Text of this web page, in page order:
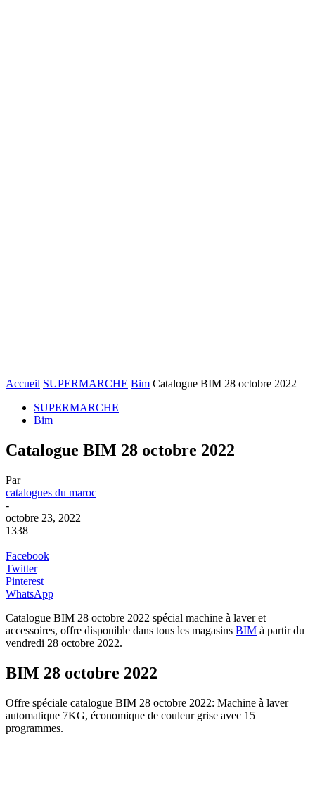
Accueil SUPERMARCHE Bim Catalogue BIM 28 octobre 2022
SUPERMARCHE
Bim
Catalogue BIM 28 octobre 2022
Par
catalogues du maroc
-
octobre 23, 2022
1338
Facebook
Twitter
Pinterest
WhatsApp
Catalogue BIM 28 octobre 2022 spécial machine à laver et
accessoires, offre disponible dans tous les magasins BIM à partir du
vendredi 28 octobre 2022.
BIM 28 octobre 2022
Offre spéciale catalogue BIM 28 octobre 2022: Machine à laver
automatique 7KG, économique de couleur grise avec 15
programmes.